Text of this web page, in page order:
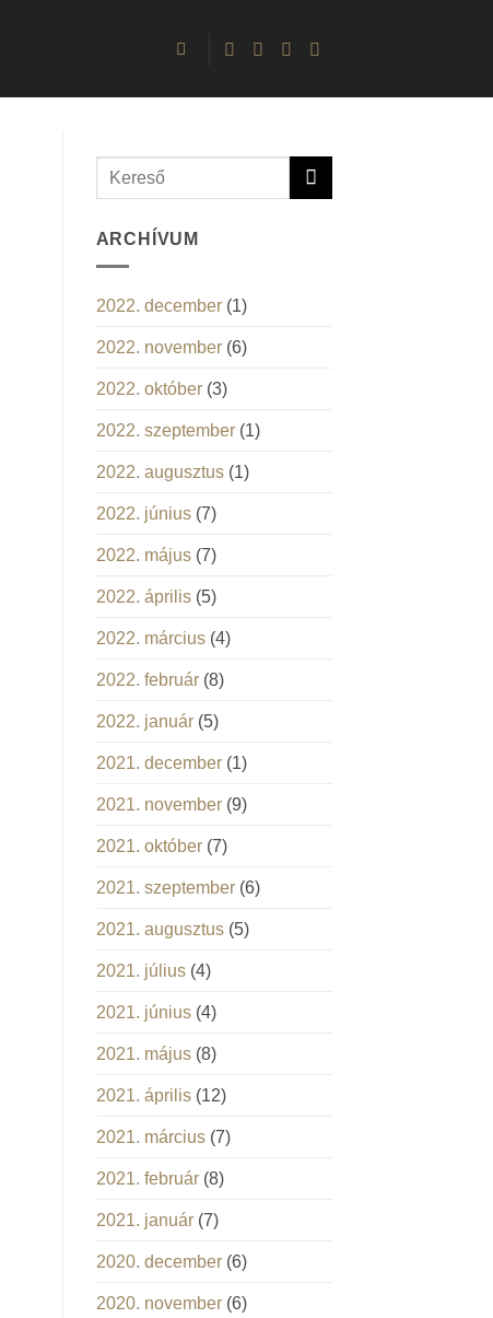
ARCHÍVUM
2022. december(1)
2022. november(6)
2022. október(3)
2022. szeptember(1)
2022. augusztus(1)
2022. június(7)
2022. május(7)
2022. április(5)
2022. március(4)
2022. február(8)
2022. január(5)
2021. december(1)
2021. november(9)
2021. október(7)
2021. szeptember(6)
2021. augusztus(5)
2021. július(4)
2021. június(4)
2021. május(8)
2021. április(12)
2021. március(7)
2021. február(8)
2021. január(7)
2020. december(6)
2020. november(6)